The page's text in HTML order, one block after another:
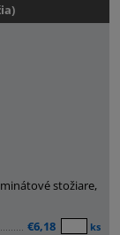
stožiare,
€6,18 ks